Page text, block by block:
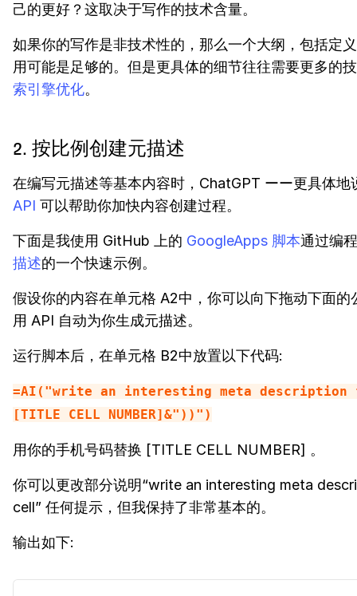
己的更好？这取决于写作的技术含量。
如果你的写作是非技术性的，那么一个大纲，包括定
用可能是足够的。但是更具体的细节往往需要更多的
索引擎优化。
2. 按比例创建元描述
在编写元描述等基本内容时，ChatGPT ーー更具体地
API 可以帮助你加快内容创建过程。
下面是我使用 GitHub 上的 GoogleApps 脚本通过编
描述的一个快速示例。
假设你的内容在单元格 A2中，你可以向下拖动下面的
用 API 自动为你生成元描述。
运行脚本后，在单元格 B2中放置以下代码:
=AI("write an interesting meta
[TITLE CELL NUMBER]&"))")
用你的手机号码替换 [TITLE CELL NUMBER] 。
你可以更改部分说明“write an interesting meta
cell” 任何提示，但我保持了非常基本的。
输出如下: